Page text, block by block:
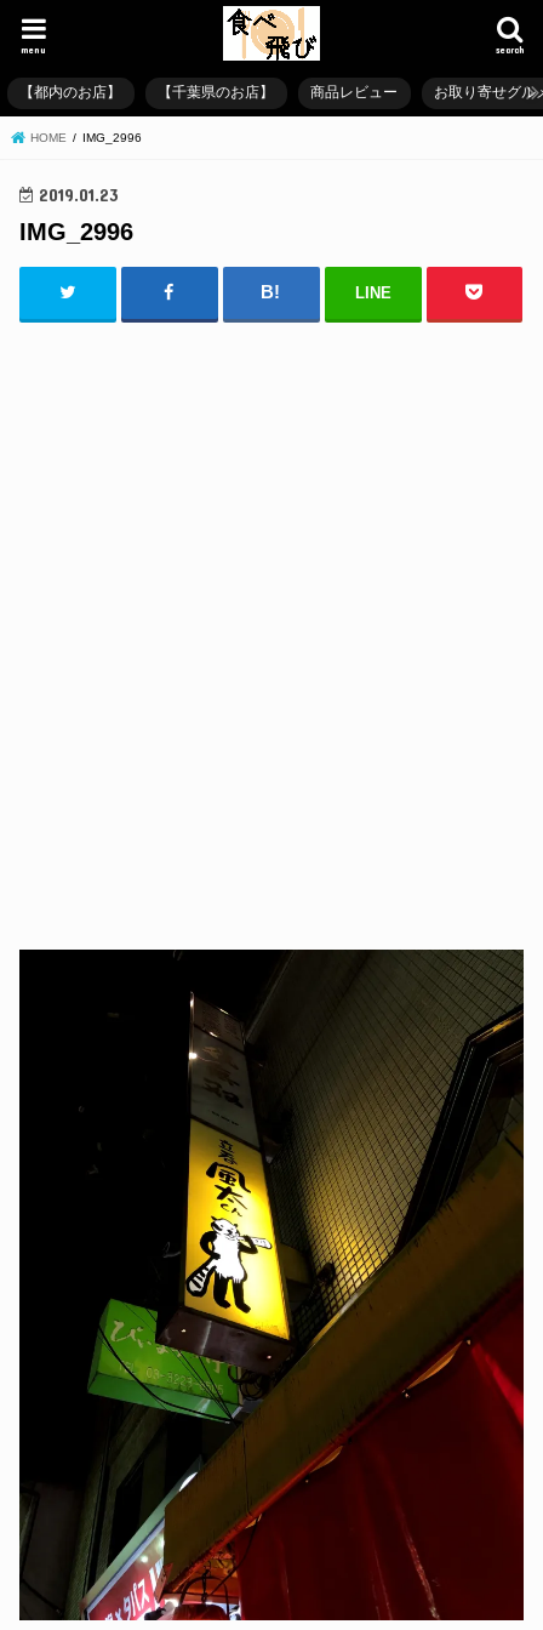
search
menu
【都内のお店】 【千葉県のお店】 商品レビュー お取り寄せグル
HOME IMG_2996
2019.01.23
IMG_2996
LINE